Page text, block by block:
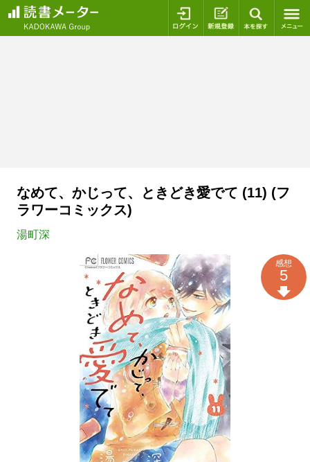
ログイン 新規登録
なめて、かじって、ときどき愛でて (11) (フ
ラワーコミックス)
湯町深
感想
5